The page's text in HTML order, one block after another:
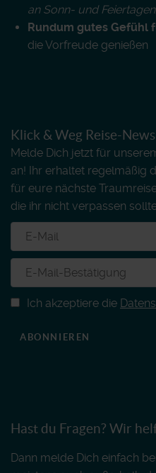
an Sonn- und
Rundum gutes Gefühl
die Vorfreude genießen
Klick & Weg Reise-
Melde Dich jetzt für
an! Ihr erhaltet regelmäßig
für eure nächste
die ihr nicht verpassen
Ich akzeptiere die
ABONNIEREN
Hast du Fragen? Wir
Dann melde Dich einfach